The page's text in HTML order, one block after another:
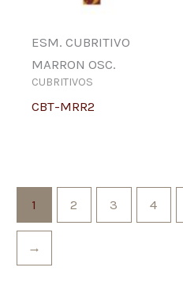
ESM. CUBRITIVO
MARRON OSC.
CUBRITIVOS
CBT-MRR2
1 2 3 4
→